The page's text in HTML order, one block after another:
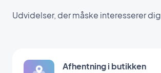
Udvidelser, der måske interesserer dig
Afhentning i butikken